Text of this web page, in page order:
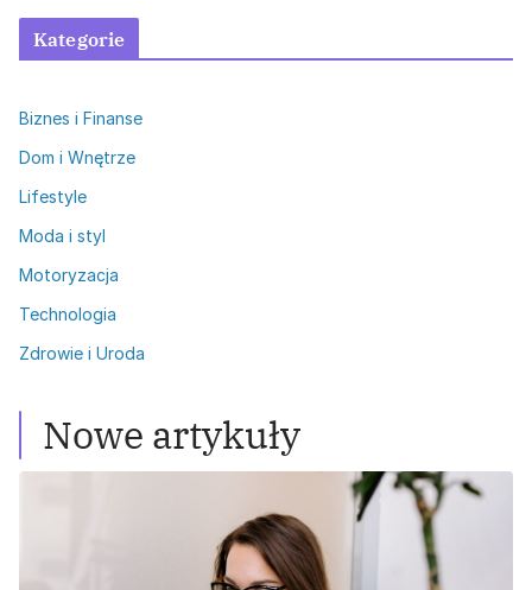
Kategorie
Biznes i Finanse
Dom i Wnętrze
Lifestyle
Moda i styl
Motoryzacja
Technologia
Zdrowie i Uroda
Nowe artykuły